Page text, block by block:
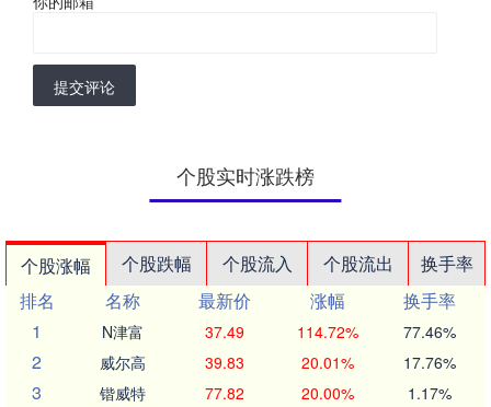
提交评论
个股实时涨跌榜
个股涨幅 个股跌幅 个股流入 个股流出
换手率
排名
名称 最新价 涨幅
换手率
1
N津富 37.49 114.72% 77.46%
2 威尔高 39.83 20.01% 17.76%
3 锴威特 77.82 20.00% 1.17%